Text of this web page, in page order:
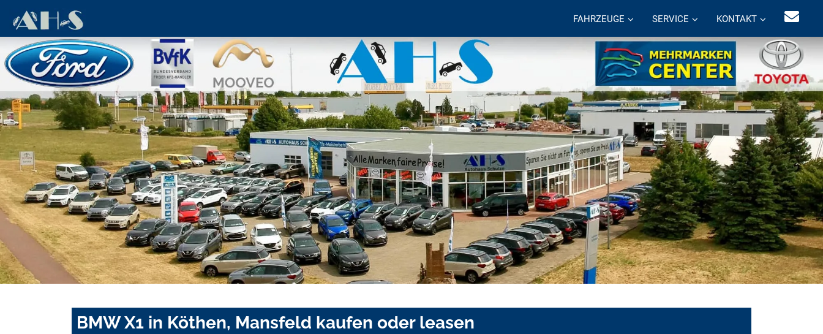
FAHRZEUGE SERVICE KONTAKT
BMW X1 in Köthen, Mansfeld kaufen oder leasen